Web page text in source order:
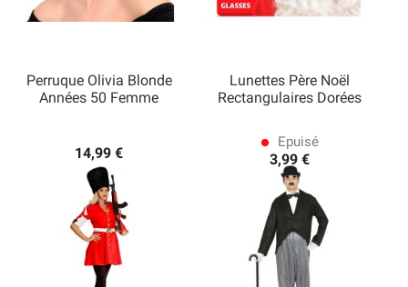
Perruque Olivia Blonde
Années 50 Femme
14,99 €
Lunettes Père Noël
Rectangulaires Dorées
lens Epuisé
3,99 €